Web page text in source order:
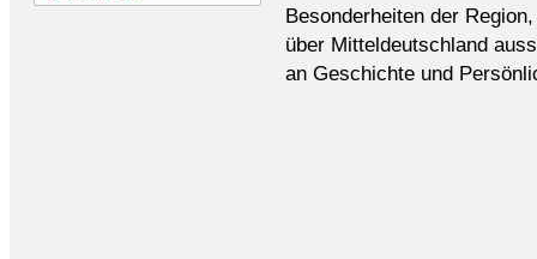
Besonderheiten der
über Mitteldeutschland
an Geschichte und